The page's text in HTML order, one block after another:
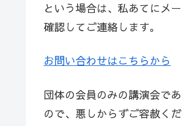
という場合は、私あてにメ
確認してご連絡します。
お問い合わせはこちらから
団体の会員のみの講演会で
ので、悪しからずご容赦くだ